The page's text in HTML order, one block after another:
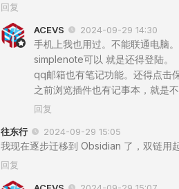
回复
ACEVS 2024-09-29 14:30
手机上我也用过。不能联通电脑。
simplenote可以 就是还得登陆。
qq邮箱也有笔记功能。还得点击
之前浏览插件也有记事本，就是不
回复
往东行 2024-09-29 15:05
我现在逐步迁移到 Obsidian 了，双链用
回复